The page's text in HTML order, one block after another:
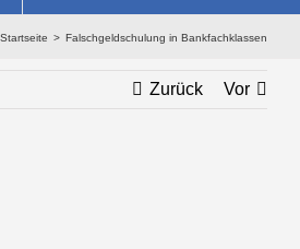
Startseite Falschgeldschulung in Bankfachklassen
Zurück Vor